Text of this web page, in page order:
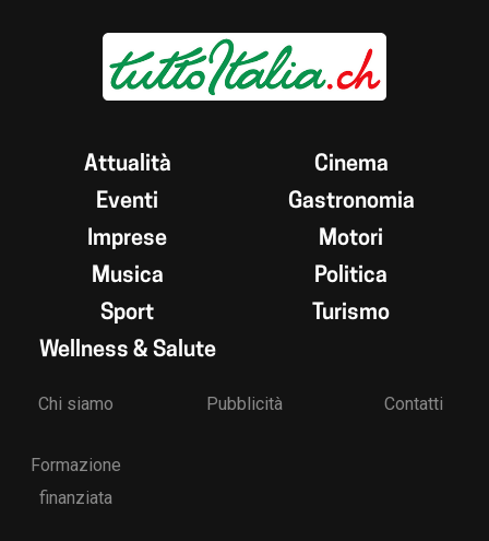
Attualità
Cinema
Eventi
Gastronomia
Imprese
Motori
Musica
Politica
Sport
Turismo
Wellness & Salute
Chi siamo Pubblicità Contatti
Formazione
finanziata